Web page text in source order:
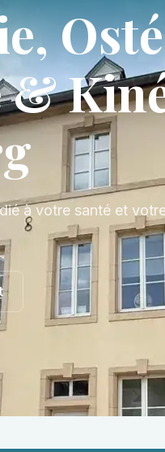
à votre santé et